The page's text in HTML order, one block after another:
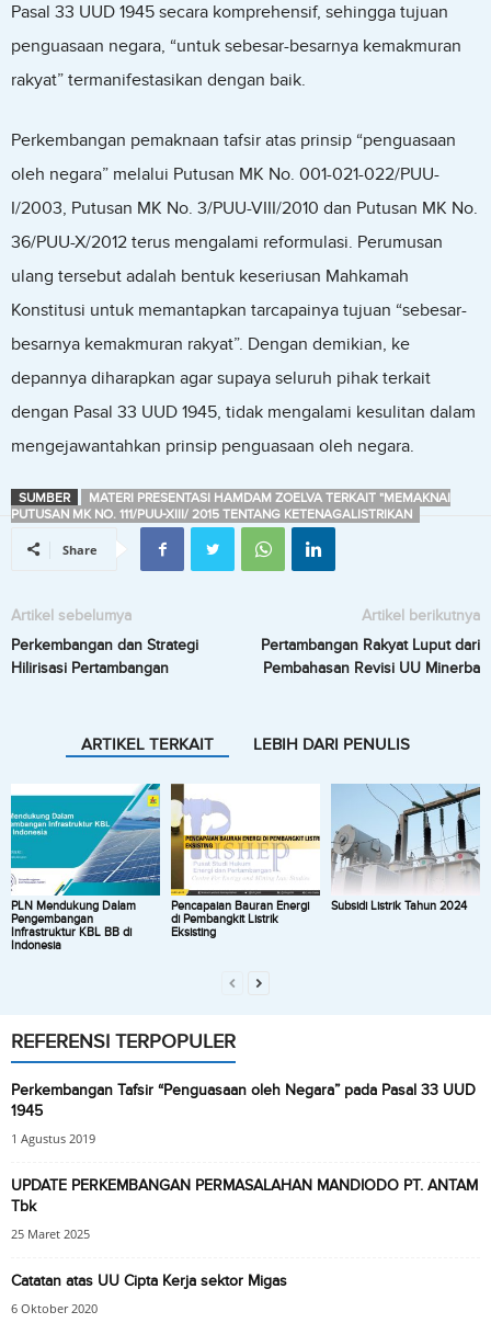
Pasal 33 UUD 1945 secara komprehensif, sehingga tujuan
penguasaan negara, “untuk sebesar-besarnya kemakmuran
rakyat” termanifestasikan dengan baik.
Perkembangan pemaknaan tafsir atas prinsip “penguasaan
oleh negara” melalui Putusan MK No. 001-021-022/PUU-
I/2003, Putusan MK No. 3/PUU-VIII/2010 dan Putusan MK No.
36/PUU-X/2012 terus mengalami reformulasi. Perumusan
ulang tersebut adalah bentuk keseriusan Mahkamah
Konstitusi untuk memantapkan tarcapainya tujuan “sebesar-
besarnya kemakmuran rakyat”. Dengan demikian, ke
depannya diharapkan agar supaya seluruh pihak terkait
dengan Pasal 33 UUD 1945, tidak mengalami kesulitan dalam
mengejawantahkan prinsip penguasaan oleh negara.
SUMBER
MATERI PRESENTASI HAMDAM ZOELVA TERKAIT "MEMAKNAI
PUTUSAN MK NO. 111/PUU-XIII/ 2015 TENTANG KETENAGALISTRIKAN
Share
Artikel sebelumya
Perkembangan dan Strategi
Hilirisasi Pertambangan
Artikel berikutnya
Pertambangan Rakyat Luput dari
Pembahasan Revisi UU Minerba
ARTIKEL TERKAIT LEBIH DARI PENULIS
PLN Mendukung Dalam
Pengembangan
Infrastruktur KBL BB di
Indonesia
Pencapaian Bauran Energi
di Pembangkit Listrik
Eksisting
Subsidi Listrik Tahun 2024
REFERENSI TERPOPULER
Perkembangan Tafsir “Penguasaan oleh Negara” pada Pasal 33 UUD
1945
1 Agustus 2019
UPDATE PERKEMBANGAN PERMASALAHAN MANDIODO PT. ANTAM
Tbk
25 Maret 2025
Catatan atas UU Cipta Kerja sektor Migas
6 Oktober 2020